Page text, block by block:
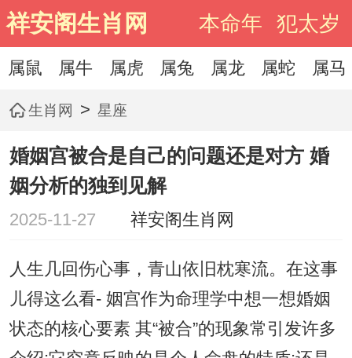
祥安阁生肖网 本命年 犯太岁
属鼠 属牛 属虎 属兔 属龙 属蛇 属马
生肖网 > 星座
婚姻宫被合是自己的问题还是对方 婚
姻分析的独到见解
2025-11-27 祥安阁生肖网
人生几回伤心事，青山依旧枕寒流。在这事
儿得这么看- 姻宫作为命理学中想一想婚姻
状态的核心要素 其“被合”的现象常引发许多